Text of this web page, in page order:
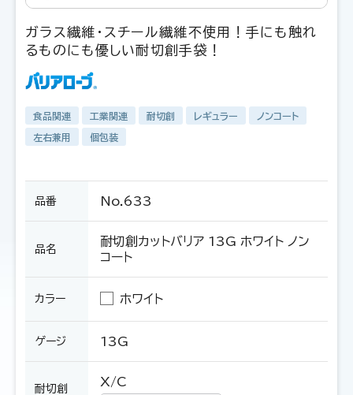
ガラス繊維・スチール繊維不使用！手にも触れ
るものにも優しい耐切創手袋！
食品関連 工業関連 耐切創 レギュラー ノンコート
左右兼用 個包装
品番 No.633
品名
耐切創カットバリア 13G ホワイト ノン
コート
カラー ホワイト
ゲージ 13G
耐切創
X/C